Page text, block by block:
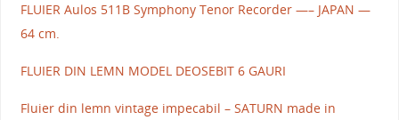
FLUIER Aulos 511B Symphony Tenor Recorder —– JAPAN —
64 cm.
FLUIER DIN LEMN MODEL DEOSEBIT 6 GAURI
Fluier din lemn vintage impecabil – SATURN made in